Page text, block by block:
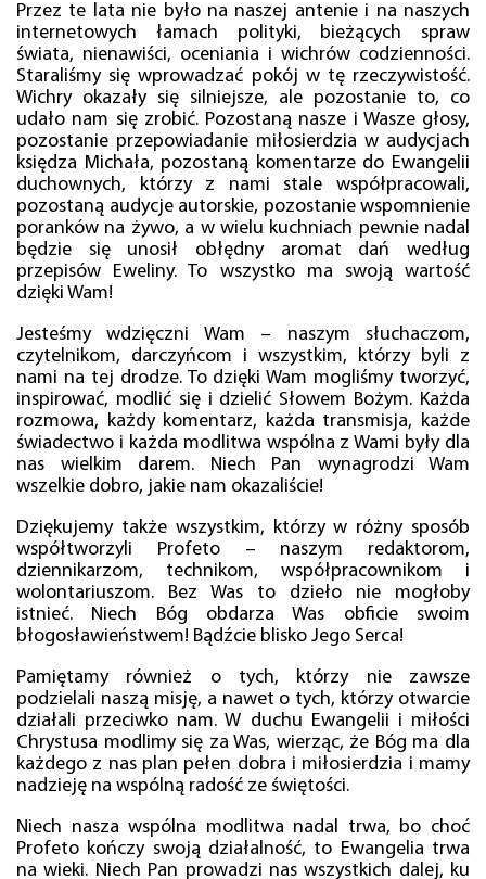
Przez te lata nie było na naszej antenie i na naszych
internetowych łamach polityki, bieżących spraw
świata, nienawiści, oceniania i wichrów codzienności.
Staraliśmy się wprowadzać pokój w tę rzeczywistość.
Wichry okazały się silniejsze, ale pozostanie to, co
udało nam się zrobić. Pozostaną nasze i Wasze głosy,
pozostanie przepowiadanie miłosierdzia w audycjach
księdza Michała, pozostaną komentarze do Ewangelii
duchownych, którzy z nami stale współpracowali,
pozostaną audycje autorskie, pozostanie wspomnienie
poranków na żywo, a w wielu kuchniach pewnie nadal
będzie się unosił obłędny aromat dań według
przepisów Eweliny. To wszystko ma swoją wartość
dzięki Wam!
Jesteśmy wdzięczni Wam – naszym słuchaczom,
czytelnikom, darczyńcom i wszystkim, którzy byli z
nami na tej drodze. To dzięki Wam mogliśmy tworzyć,
inspirować, modlić się i dzielić Słowem Bożym. Każda
rozmowa, każdy komentarz, każda transmisja, każde
świadectwo i każda modlitwa wspólna z Wami były dla
nas wielkim darem. Niech Pan wynagrodzi Wam
wszelkie dobro, jakie nam okazaliście!
Dziękujemy także wszystkim, którzy w różny sposób
współtworzyli Profeto – naszym redaktorom,
dziennikarzom, technikom, współpracownikom i
wolontariuszom. Bez Was to dzieło nie mogłoby
istnieć. Niech Bóg obdarza Was obficie swoim
błogosławieństwem! Bądźcie blisko Jego Serca!
Pamiętamy również o tych, którzy nie zawsze
podzielali naszą misję, a nawet o tych, którzy otwarcie
działali przeciwko nam. W duchu Ewangelii i miłości
Chrystusa modlimy się za Was, wierząc, że Bóg ma dla
każdego z nas plan pełen dobra i miłosierdzia i mamy
nadzieję na wspólną radość ze świętości.
Niech nasza wspólna modlitwa nadal trwa, bo choć
Profeto kończy swoją działalność, to Ewangelia trwa
na wieki. Niech Pan prowadzi nas wszystkich dalej, ku